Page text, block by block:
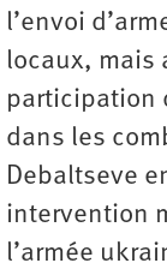
l’envoi
locaux, mais
participation
dans les
Debaltseve
intervention
l’armée